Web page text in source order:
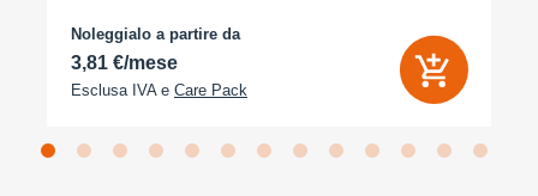
Noleggialo a partire da
3,81 €/mese
Esclusa IVA e Care Pack